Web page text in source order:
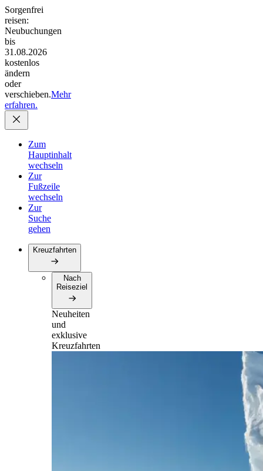
Sorgenfrei
reisen:
Neubuchungen
bis
31.08.2026
kostenlos
ändern
oder
verschieben.Mehr
erfahren.
Zum
Hauptinhalt
wechseln
Zur
Fußzeile
wechseln
Zur
Suche
gehen
Kreuzfahrten
Nach
Reiseziel
Neuheiten
und
exklusive
Kreuzfahrten